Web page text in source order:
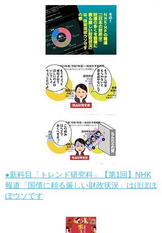
●新科目「トレンド研究科」【第1回】NHK
報道「国債に頼る厳しい財政状況」はほぼほ
ぼウソです